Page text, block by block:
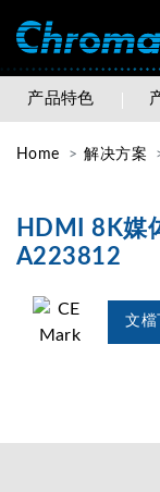
产品特色
Home 解决方案
HDMI 8K媒
A223812
文檔